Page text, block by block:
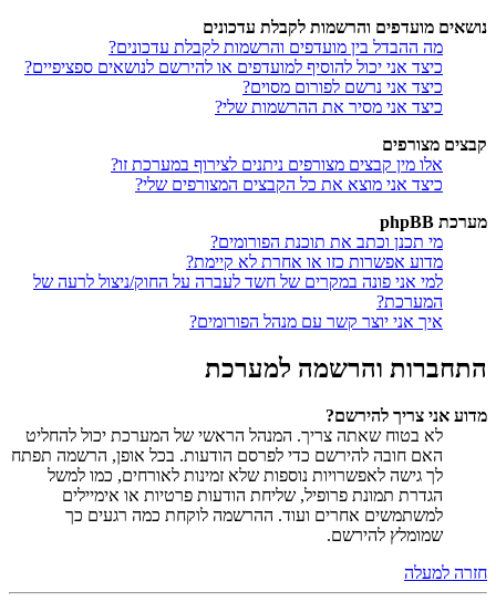
נושאים מועדפים והרשמות לקבלת עדכונים
מה ההבדל בין מועדפים והרשמות לקבלת עדכונים?
כיצד אני יכול להוסיף למועדפים או להירשם לנושאים ספציפיים?
כיצד אני נרשם לפורום מסוים?
כיצד אני מסיר את ההרשמות שלי?
קבצים מצורפים
אלו מין קבצים מצורפים ניתנים לצירוף במערכת זו?
כיצד אני מוצא את כל הקבצים המצורפים שלי?
מערכת phpBB
מי תכנן וכתב את תוכנת הפורומים?
מדוע אפשרות כזו או אחרת לא קיימת?
למי אני פונה במקרים של חשד לעברה על החוק/ניצול לרעה של
המערכת?
איך אני יוצר קשר עם מנהל הפורומים?
התחברות והרשמה למערכת
מדוע אני צריך להירשם?
לא בטוח שאתה צריך. המנהל הראשי של המערכת יכול להחליט
האם חובה להירשם כדי לפרסם הודעות. בכל אופן, הרשמה תפתח
לך גישה לאפשרויות נוספות שלא זמינות לאורחים, כמו למשל
הגדרת תמונת פרופיל, שליחת הודעות פרטיות או אימיילים
למשתמשים אחרים ועוד. ההרשמה לוקחת כמה רגעים כך
שמומלץ להירשם.
חזרה למעלה